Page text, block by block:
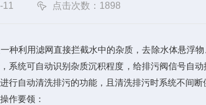
点击次数：1898
种利用滤网直接拦截水中的杂质，去除水体悬浮
系统可自动识别杂质沉积程度，给排污阀信号自
行自动清洗排污的功能，且清洗排污时系统不间
作要领：